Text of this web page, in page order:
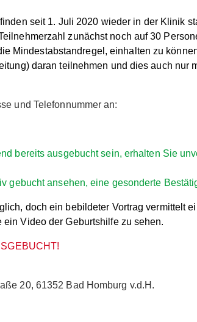
seit 1. Juli 2020 wieder in der Klinik
zunächst noch auf 30
Mindestabstandregel, einhalten zu
daran teilnehmen und dies auch nur
und Telefonnummer an:
bereits ausgebucht sein, erhalten Sie
gebucht ansehen, eine gesonderte
doch ein bebildeter Vortrag vermittelt
Video der Geburtshilfe zu sehen.
20, 61352 Bad Homburg v.d.H.